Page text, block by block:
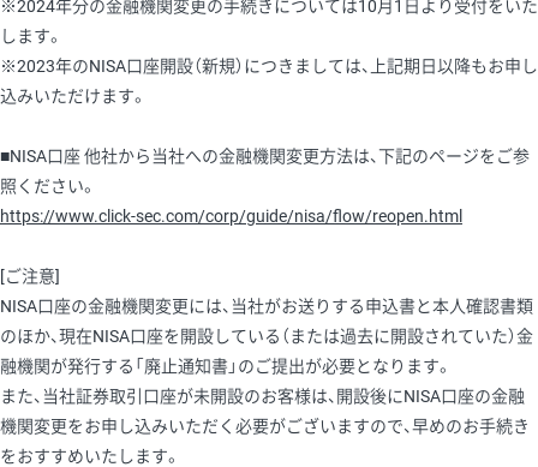
※2024年分の金融機関変更の手続きについては10月1日より受付をいた
します。
※2023年のNISA口座開設（新規）につきましては、上記期日以降もお申し
込みいただけます。
■NISA口座 他社から当社への金融機関変更方法は、下記のページをご参
照ください。
https://www.click-sec.com/corp/guide/nisa/flow/reopen.html
[ご注意]
NISA口座の金融機関変更には、当社がお送りする申込書と本人確認書類
のほか、現在NISA口座を開設している（または過去に開設されていた）金
融機関が発行する「廃止通知書」のご提出が必要となります。
また、当社証券取引口座が未開設のお客様は、開設後にNISA口座の金融
機関変更をお申し込みいただく必要がございますので、早めのお手続き
をおすすめいたします。